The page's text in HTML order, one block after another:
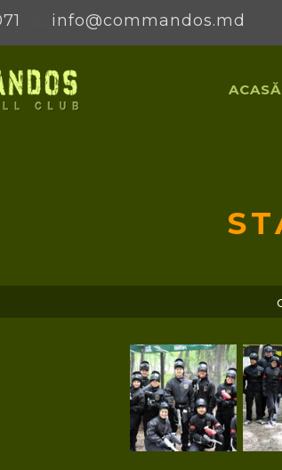
info@commandos.md
ACASĂ